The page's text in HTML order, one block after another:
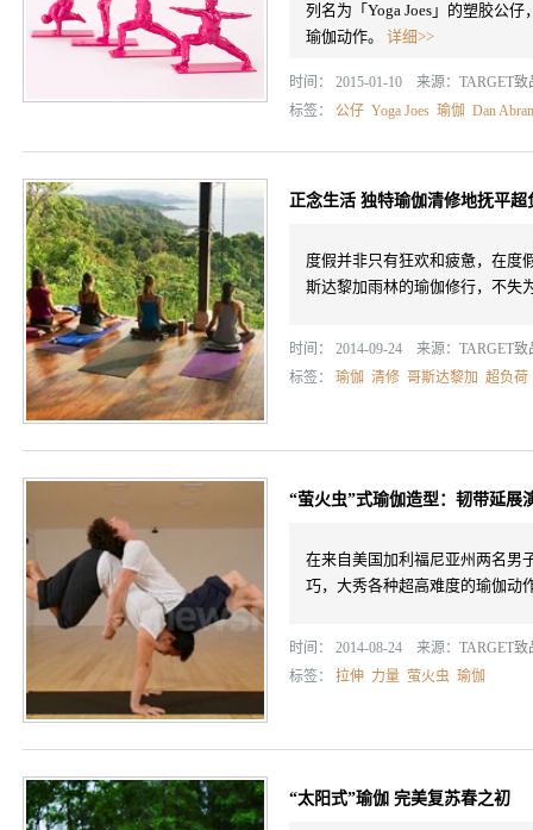
列名为「Yoga Joes」的塑胶公
瑜伽动作。 详细>>
时间： 2015-01-10 来源： TARGET致
标签： 公仔 Yoga Joes 瑜伽 Dan
正念生活 独特瑜伽清修地抚平超
度假并非只有狂欢和疲惫，在度
斯达黎加雨林的瑜伽修行，不失
时间： 2014-09-24 来源： TARGET致
标签： 瑜伽 清修 哥斯达黎加 超负荷
“萤火虫”式瑜伽造型：韧带延展
在来自美国加利福尼亚州两名男
巧，大秀各种超高难度的瑜伽动
时间： 2014-08-24 来源： TARGET致
标签： 拉伸 力量 萤火虫 瑜伽
“太阳式”瑜伽 完美复苏春之初